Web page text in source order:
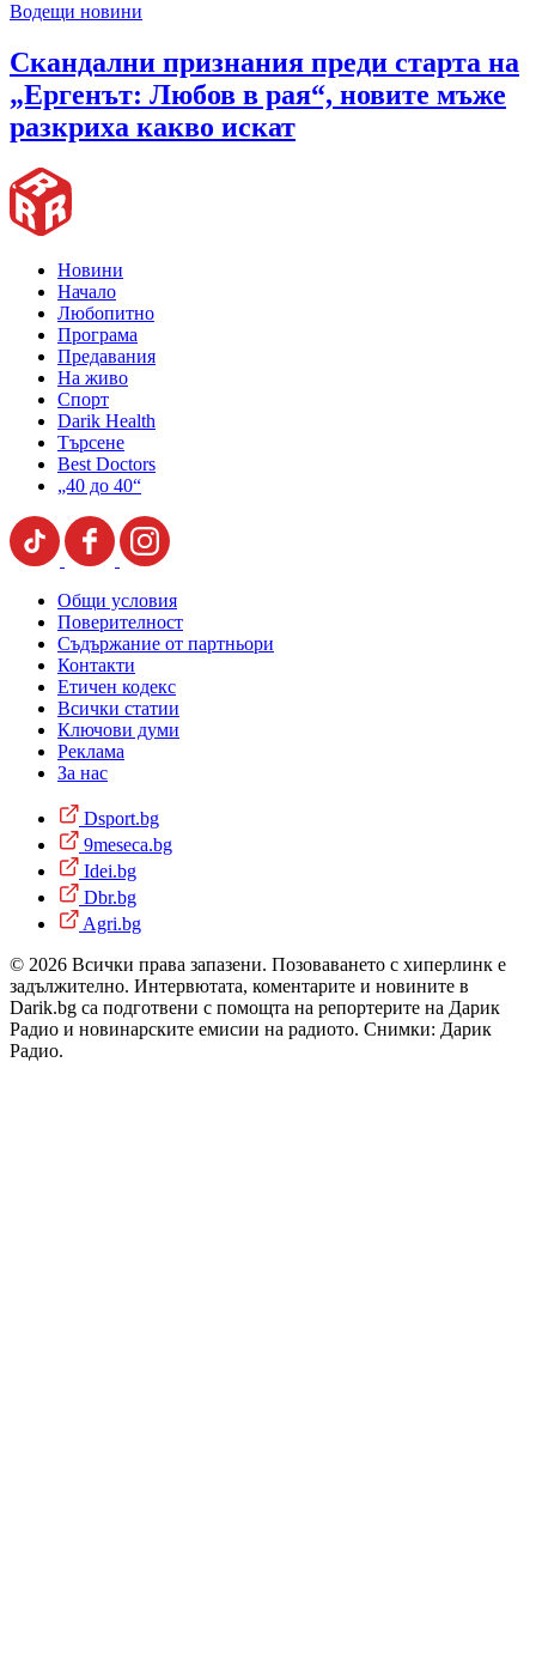
Водещи новини
Скандални признания преди старта на
„Ергенът: Любов в рая“, новите мъже
разкриха какво искат
Новини
Начало
Любопитно
Програма
Предавания
На живо
Спорт
Darik Health
Търсене
Best Doctors
„40 до 40“
Общи условия
Поверителност
Съдържание от партньори
Контакти
Етичен кодекс
Всички статии
Ключови думи
Реклама
За нас
Dsport.bg
9meseca.bg
Idei.bg
Dbr.bg
Agri.bg
© 2026 Всички права запазени. Позоваването с хиперлинк е
задължително. Интервютата, коментарите и новините в
Darik.bg са подготвени с помощта на репортерите на Дарик
Радио и новинарските емисии на радиото. Снимки: Дарик
Радио.